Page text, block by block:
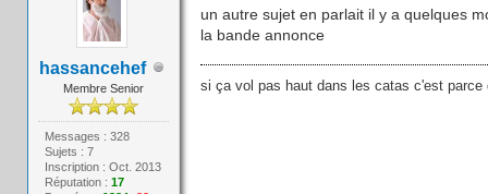
hassancehef
Membre Senior
Messages : 328
Sujets : 7
Inscription : Oct. 2013
Réputation :17
un autre sujet en parlait il y a quelques
la bande annonce
si ça vol pas haut dans les catas c'est